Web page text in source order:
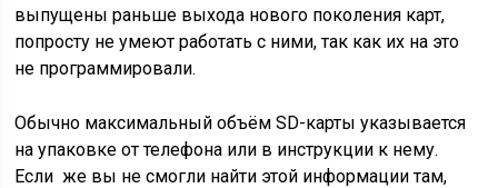
выпущены раньше выхода нового поколения карт,
попросту не умеют работать с ними, так как их на это
не программировали.
Обычно максимальный объём SD-карты указывается
на упаковке от телефона или в инструкции к нему.
Если же вы не смогли найти этой информации там,